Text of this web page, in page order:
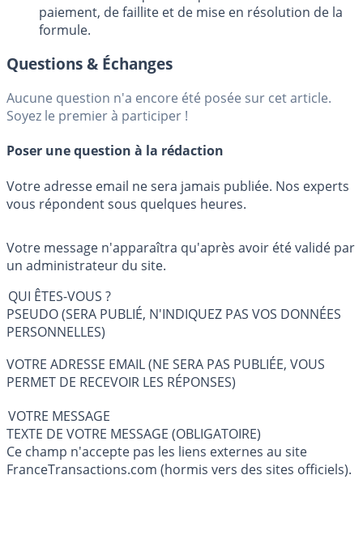
paiement, de faillite et de mise en résolution de la
formule.
Questions & Échanges
Aucune question n'a encore été posée sur cet article.
Soyez le premier à participer !
Poser une question à la rédaction
Votre adresse email ne sera jamais publiée. Nos experts
vous répondent sous quelques heures.
Votre message n'apparaîtra qu'après avoir été validé par
un administrateur du site.
QUI ÊTES-VOUS ?
PSEUDO (SERA PUBLIÉ, N'INDIQUEZ PAS VOS DONNÉES
PERSONNELLES)
VOTRE ADRESSE EMAIL (NE SERA PAS PUBLIÉE, VOUS
PERMET DE RECEVOIR LES RÉPONSES)
VOTRE MESSAGE
TEXTE DE VOTRE MESSAGE (OBLIGATOIRE)
Ce champ n'accepte pas les liens externes au site
FranceTransactions.com (hormis vers des sites officiels).